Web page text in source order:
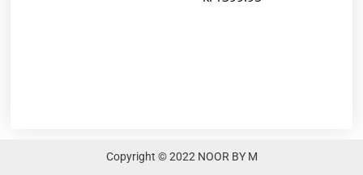
Copyright © 2022 NOOR BY M